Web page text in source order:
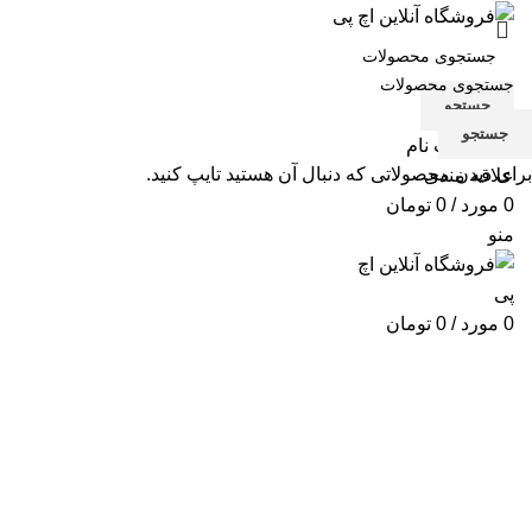
جستجو
ورود / ثبت نام
علاقه مندی
0 مورد /
0 تومان
منو
0 مورد /
0 تومان
جستجو
برای دیدن محصولاتی که دنبال آن هستید تایپ کنید.